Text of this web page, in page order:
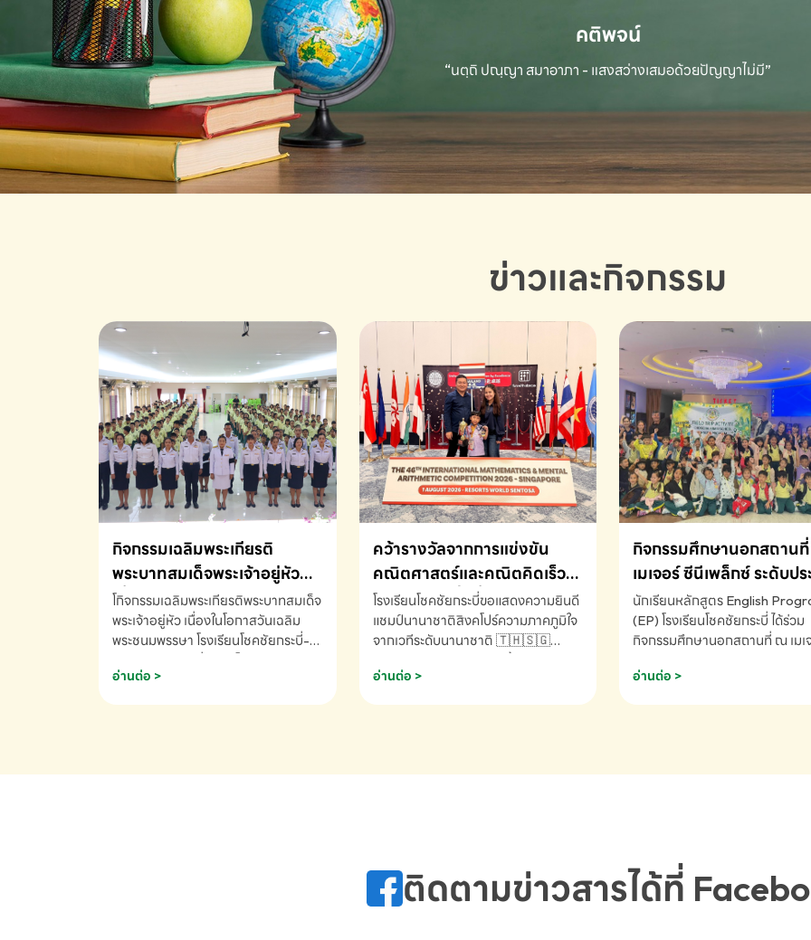
คติพจน์
“นตฺถิ ปณฺญา สมาอาภา - แสงสว่างเสมอด้วยปัญญาไม่มี”
ข่าวและกิจกรรม
กิจกรรมเฉลิมพระเกียรติ
พระบาทสมเด็จพระเจ้าอยู่หัว
เนื่องในโอกาสวันเฉลิม
พระชนมพรรษา
โกิจกรรมเฉลิมพระเกียรติพระบาทสมเด็จ
พระเจ้าอยู่หัว เนื่องในโอกาสวันเฉลิม
พระชนมพรรษา โรงเรียนโชคชัยกระบี่-
691910
อ่านต่อ >
คว้ารางวัลจากการแข่งขัน
คณิตศาสตร์และคณิตคิดเร็ว
นานาชาติ ครั้งที่ 46 ประจำปี
2569 ณ ประเทศสิงคโปร์
โรงเรียนโชคชัยกระบี่ขอแสดงความยินดี
แชมป์นานาชาติสิงคโปร์ความภาคภูมิใจ
จากเวทีระดับนานาชาติ 🇹🇭🇸🇬
K3 โรงเรียนโชคชัยกระบี่ จ.กระบี่ คว้า
AND MENTAL ARITHMETIC
Arithmetic Competition K2(Grop)
โรงเรียนโชคชัยกระบี่-สอบถามข้อมูล
อ่านต่อ >
กิจกรรมศึกษานอกสถานที่
เมเจอร์ ซีนีเพล็กซ์ ระดับป
ศึกษา (EP.1-6)
นักเรียนหลักสูตร English
(EP) โรงเรียนโชคชัยกระบี่ ได้ร่วม
กิจกรรมศึกษานอกสถานที่ ณ เมเ
(Soundtrack)เพื่อเสริมทักษะกา
โชคชัยกระบี่-สอบถามข้อมูลเพิ่ม
อ่านต่อ >
ติดตามข่าวสารได้ที่